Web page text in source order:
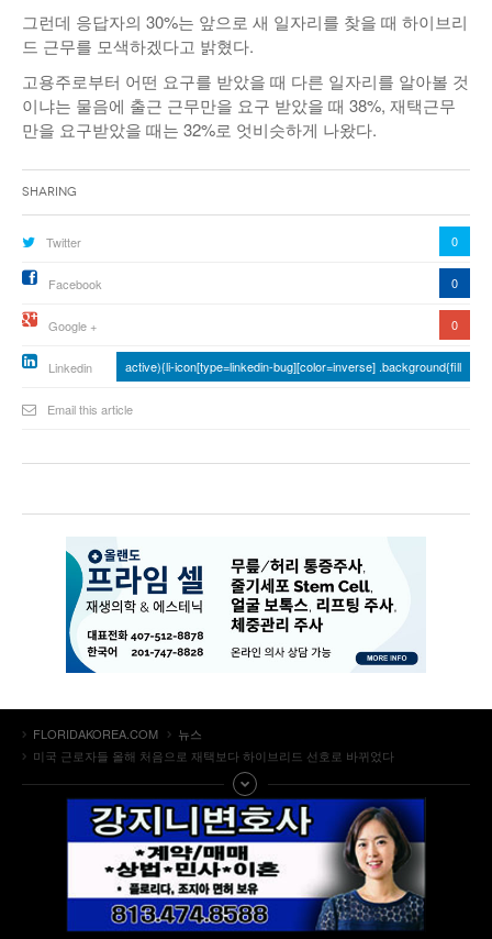
그런데 응답자의 30%는 앞으로 새 일자리를 찾을 때 하이브리
드 근무를 모색하겠다고 밝혔다.
고용주로부터 어떤 요구를 받았을 때 다른 일자리를 알아볼 것
이냐는 물음에 출근 근무만을 요구 받았을 때 38%, 재택근무
만을 요구받았을 때는 32%로 엇비슷하게 나왔다.
Sharing
Twitter 0
Facebook 0
Google + 0
Linkedin active){li-icon[type=linkedin-bug][color=inverse] .background{fill
Email this article
FLORIDAKOREA.COM
뉴스
미국 근로자들 올해 처음으로 재택보다 하이브리드 선호로 바뀌었다